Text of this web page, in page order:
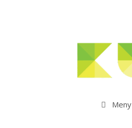
Meny